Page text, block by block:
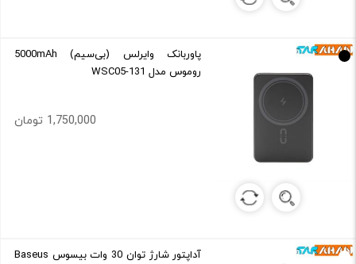
پاوربانک وایرلس (بی‌سیم) 5000mAh
روموس مدل WSC05-131
1,750,000 تومان
آداپتور شارژ توان 30 وات بیسوس Baseus